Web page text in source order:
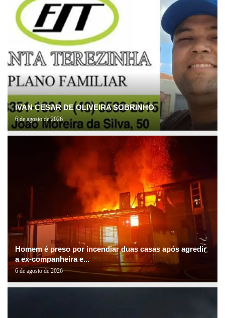
IVAN CESAR DE OLIVEIRA SOBRINHO
6 de agosto de 2026
Homem é preso por incendiar duas casas após agredir
a ex-companheira e...
6 de agosto de 2026